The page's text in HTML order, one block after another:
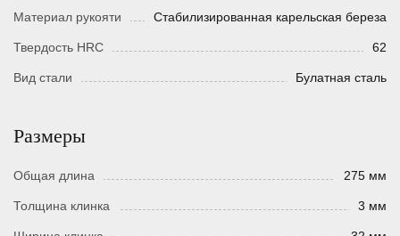
Материал рукояти Стабилизированная карельская береза
Твердость HRC 62
Вид стали Булатная сталь
Размеры
Общая длина 275 мм
Толщина клинка 3 мм